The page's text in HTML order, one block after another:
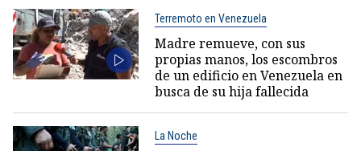
Terremoto en Venezuela
Madre remueve, con sus
propias manos, los escombros
de un edificio en Venezuela en
busca de su hija fallecida
La Noche